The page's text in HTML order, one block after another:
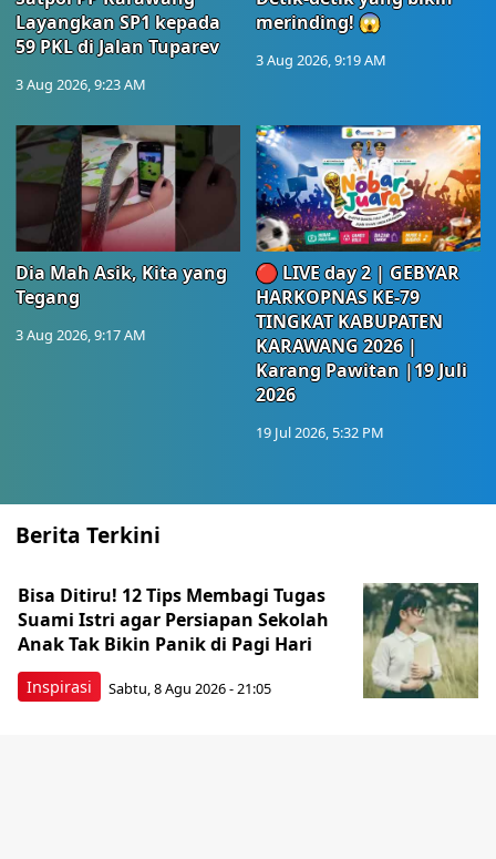
Layangkan SP1 kepada
59 PKL di Jalan Tuparev
3 Aug 2026, 9:23 AM
merinding! 😱
3 Aug 2026, 9:19 AM
Dia Mah Asik, Kita yang
Tegang
3 Aug 2026, 9:17 AM
🔴 LIVE day 2 | GEBYAR
HARKOPNAS KE-79
TINGKAT KABUPATEN
KARAWANG 2026 |
Karang Pawitan |19 Juli
2026
19 Jul 2026, 5:32 PM
Berita Terkini
Inspirasi
Bisa Ditiru! 12 Tips Membagi Tugas
Suami Istri agar Persiapan Sekolah
Anak Tak Bikin Panik di Pagi Hari
Sabtu, 8 Agu 2026 - 21:05